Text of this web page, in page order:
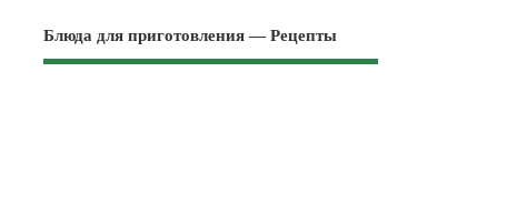
Блюда для приготовления — Рецепты